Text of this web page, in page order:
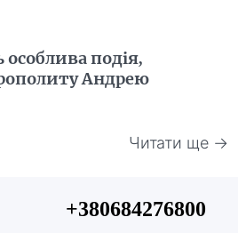
особлива подія,
Андрею
Читати ще →
+380684276800